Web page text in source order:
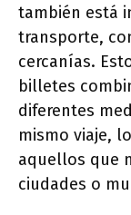
también está
transporte,
cercanías.
billetes
diferentes
mismo viaje,
aquellos que
ciudades o